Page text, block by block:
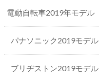
電動自転車2019年モデル
パナソニック2019モデル
ブリヂストン2019モデル